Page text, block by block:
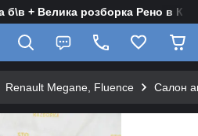
б\в + Велика розборка Рено в
Renault Megane, Fluence Салон